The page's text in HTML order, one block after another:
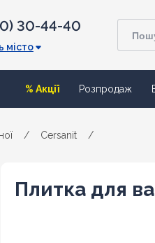
30-44-40
місто
% Акції Розпродаж
/ Cersanit /
Плитка для